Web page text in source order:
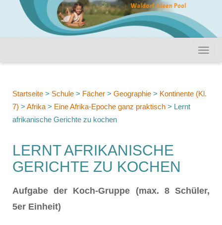
Startseite > Schule > Fächer > Geographie > Kontinente (Kl.
7) > Afrika > Eine Afrika-Epoche ganz praktisch > Lernt
afrikanische Gerichte zu kochen
LERNT AFRIKANISCHE
GERICHTE ZU KOCHEN
Aufgabe der Koch-Gruppe (max. 8 Schüler,
5er Einheit)